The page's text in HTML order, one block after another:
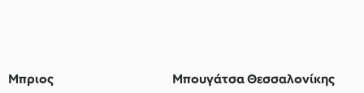
Μπριος Μπουγάτσα Θεσσαλονίκης